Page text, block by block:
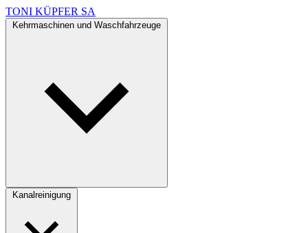
TONI KÜPFER SA